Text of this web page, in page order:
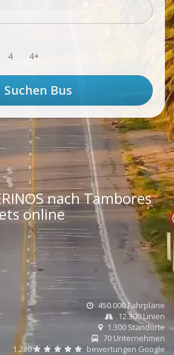
4 4+
nach Tambores
online
450.000 Fahrpläne
12.300 Linien
1.300 Standorte
70 Unternehmen
1.230
bewertungen Google